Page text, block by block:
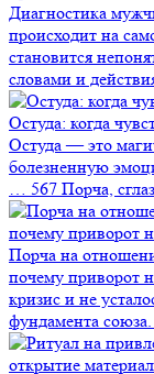
Диагностика
происходит на
становится
словами и
Остуда: когда
Остуда — это
болезненную
567 Порча,
Порча на
почему приворот
кризис и не
фундамента союза.